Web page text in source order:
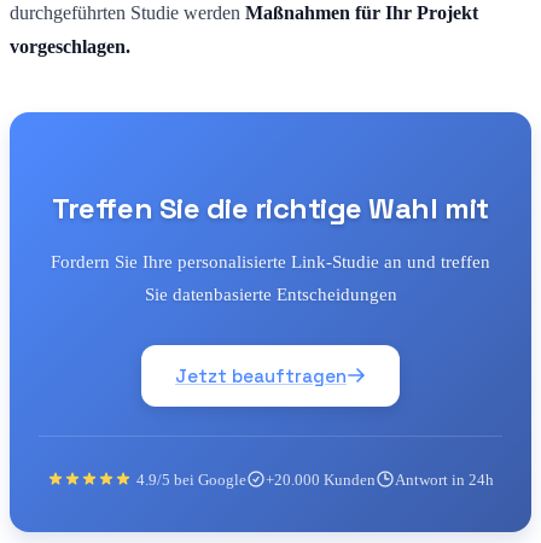
durchgeführten Studie werden Maßnahmen für Ihr Projekt
vorgeschlagen.
Treffen Sie die richtige Wahl mit
Fordern Sie Ihre personalisierte Link-Studie an und treffen
Sie datenbasierte Entscheidungen
Jetzt beauftragen
4.9/5 bei Google +20.000 Kunden Antwort in 24h